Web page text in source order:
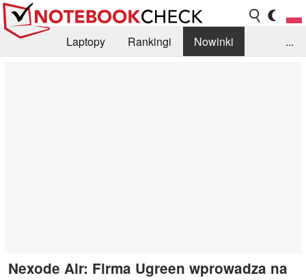
Laptopy Rankingi
Nowinki
...
Nexode Air: Firma Ugreen wprowadza na